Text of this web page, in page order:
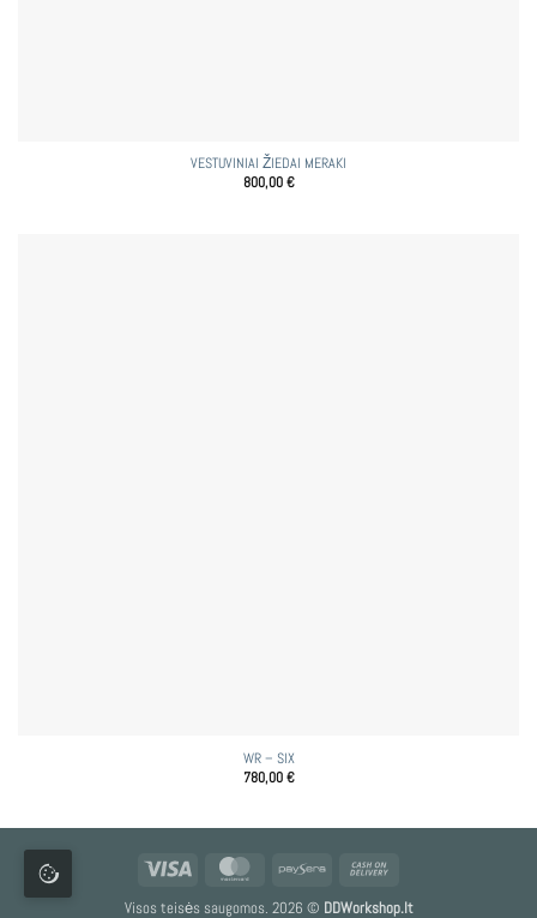
VESTUVINIAI ŽIEDAI MERAKI
800,00€
WR – SIX
780,00€
MasterCardPaysera
Visos teisės saugomos. 2026 © DDWorkshop.lt